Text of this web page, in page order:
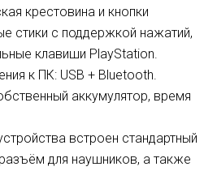
крестовина и кнопки
стики с поддержкой нажатий,
клавиши PlayStation.
к ПК: USB + Bluetooth.
аккумулятор, время
встроен стандартный
для наушников, а также